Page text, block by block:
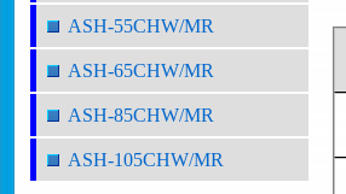
ASH-55CHW/MR
ASH-65CHW/MR
ASH-85CHW/MR
ASH-105CHW/MR